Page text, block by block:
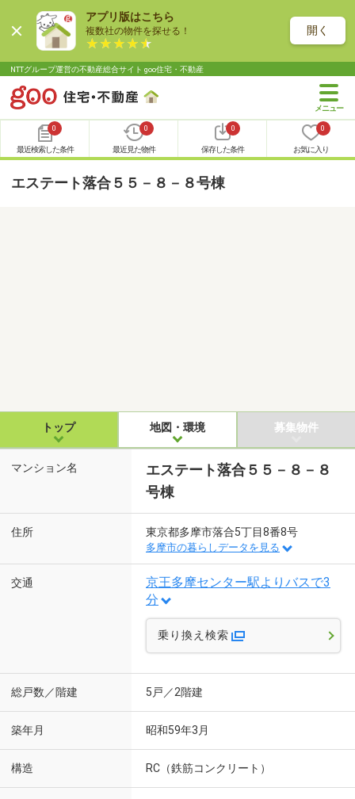
アプリ版はこちら
複数社の物件を探せる！ 開く
NTTグループ運営の不動産総合サイト goo住宅・不動産
0
最近検索した条件
0
最近見た物件
0
保存した条件
0
お気に入り
エステート落合５５－８－８号棟
トップ 地図・環境 募集物件
マンション名
エステート落合５５－８－８
号棟
住所 東京都多摩市落合5丁目8番8号
多摩市の暮らしデータを見る
交通
京王多摩センター駅よりバスで3
分
乗り換え検索
総戸数／階建 5戸／2階建
築年月 昭和59年3月
構造 RC（鉄筋コンクリート）